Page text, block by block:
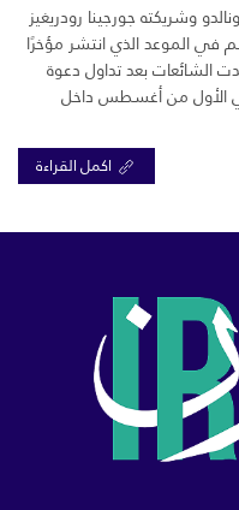
وشريكته جورجينا رودريغيز
في الموعد الذي انتشر مؤخرًا
الشائعات بعد تداول دعوة
الأول من أغسطس داخل
اكمل القراءة